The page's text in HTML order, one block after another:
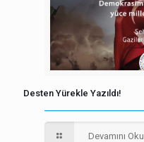
Desten Yürekle Yazıldı!
Devamını Oku